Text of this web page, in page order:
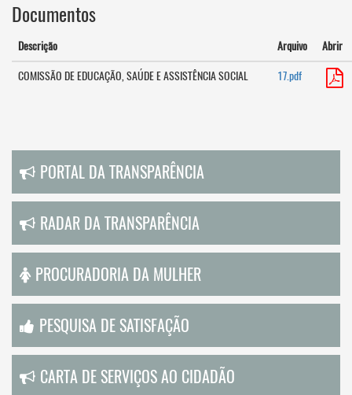
Documentos
Descrição Arquivo
Abrir
COMISSÃO DE EDUCAÇÃO, SAÚDE E ASSISTÊNCIA SOCIAL
17.pdf
PORTAL DA TRANSPARÊNCIA
RADAR DA TRANSPARÊNCIA
PROCURADORIA DA MULHER
PESQUISA DE SATISFAÇÃO
CARTA DE SERVIÇOS AO CIDADÃO